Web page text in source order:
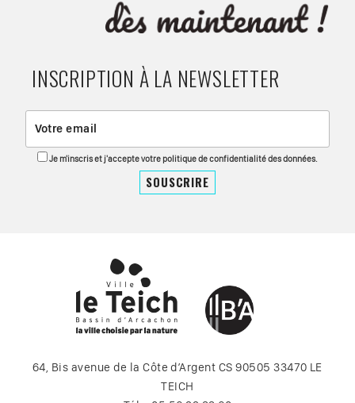
INSCRIPTION À LA NEWSLETTER
Je m'inscris et j'accepte votre politique de confidentialité des données.
64, Bis avenue de la Côte d’Argent CS 90505 33470 LE
TEICH